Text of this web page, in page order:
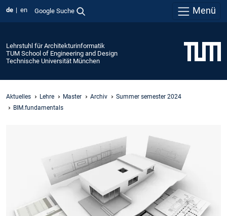
de en Google Suche Menü
Lehrstuhl für Architekturinformatik
TUM School of Engineering and Design
Technische Universität München
Aktuelles Lehre Master Archiv
Summer semester 2024
BIM.fundamentals